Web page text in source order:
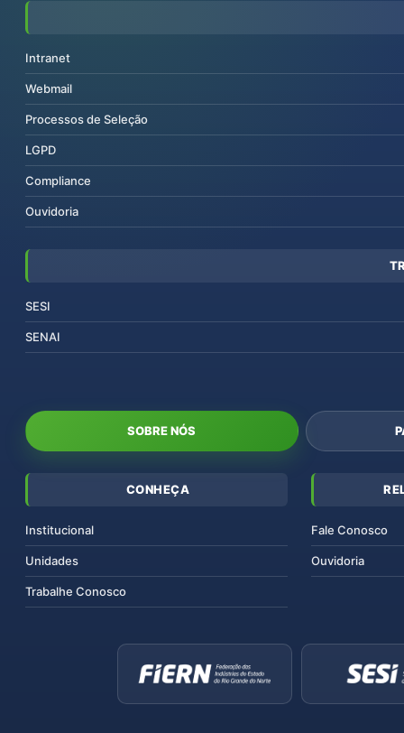
Intranet
Webmail
Processos de Seleção
LGPD
Compliance
Ouvidoria
SESI
SENAI
SOBRE NÓS
CONHEÇA
Institucional
Unidades
Trabalhe Conosco
Fale Conosco
Ouvidoria